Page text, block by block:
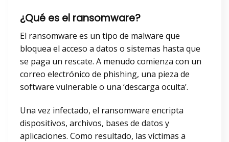
¿Qué es el ransomware?
El ransomware es un tipo de malware que
bloquea el acceso a datos o sistemas hasta que
se paga un rescate. A menudo comienza con un
correo electrónico de phishing, una pieza de
software vulnerable o una ‘descarga oculta’.
Una vez infectado, el ransomware encripta
dispositivos, archivos, bases de datos y
aplicaciones. Como resultado, las víctimas a